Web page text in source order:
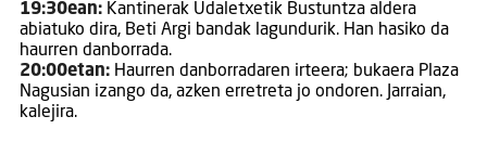
19:30ean:Kantinerak Udaletxetik Bustuntza aldera
abiatuko dira, Beti Argi bandak lagundurik. Han hasiko da
haurren danborrada.
20:00etan: Haurren danborradaren irteera; bukaera Plaza
Nagusian izango da, azken erretreta jo ondoren. Jarraian,
kalejira.